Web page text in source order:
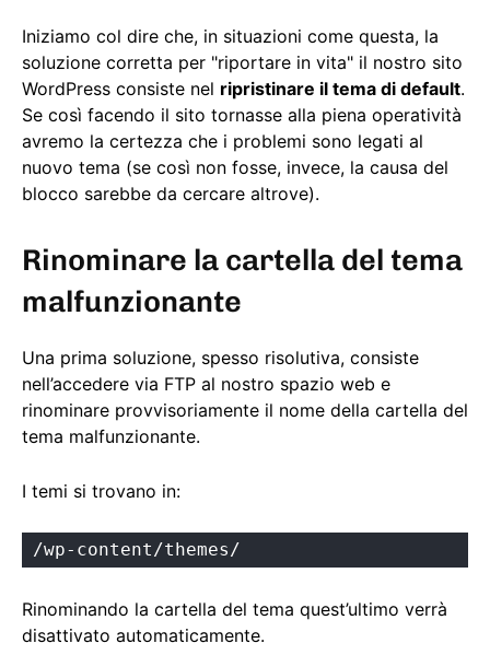
Iniziamo col dire che, in situazioni come questa, la
soluzione corretta per "riportare in vita" il nostro sito
WordPress consiste nel ripristinare il tema di default.
Se così facendo il sito tornasse alla piena operatività
avremo la certezza che i problemi sono legati al
nuovo tema (se così non fosse, invece, la causa del
blocco sarebbe da cercare altrove).
Rinominare la cartella del tema
malfunzionante
Una prima soluzione, spesso risolutiva, consiste
nell’accedere via FTP al nostro spazio web e
rinominare provvisoriamente il nome della cartella del
tema malfunzionante.
I temi si trovano in:
/wp-content/themes/
Rinominando la cartella del tema quest’ultimo verrà
disattivato automaticamente.